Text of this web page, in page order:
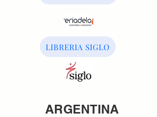
LIBRERIA SIGLO
ARGENTINA